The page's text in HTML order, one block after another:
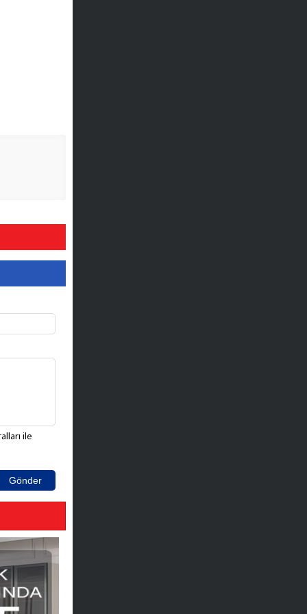
ile
Gönder